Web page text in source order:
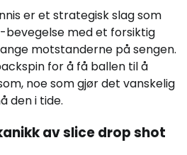
er et strategisk slag som
bevegelse med et forsiktig
motstanderne på sengen.
for å få ballen til å
noe som gjør det vanskelig
den i tide.
av slice drop shot